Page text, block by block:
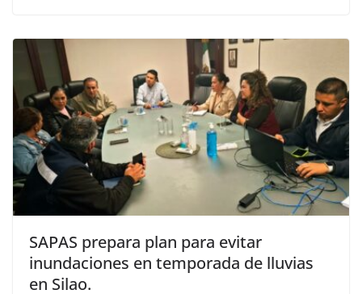
SAPAS prepara plan para evitar
inundaciones en temporada de lluvias
en Silao.